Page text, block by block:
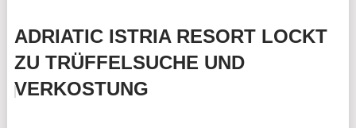
ADRIATIC ISTRIA RESORT LOCKT
ZU TRÜFFELSUCHE UND
VERKOSTUNG